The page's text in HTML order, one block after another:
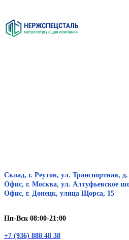
Склад, г. Реутов, ул. Транспортная,
Офис, г. Москва, ул. Алтуфьевское
Офис, г. Донецк, улица Щорса, 15
Пн-Вск 08:00-21:00
+7 (936) 888 48 38